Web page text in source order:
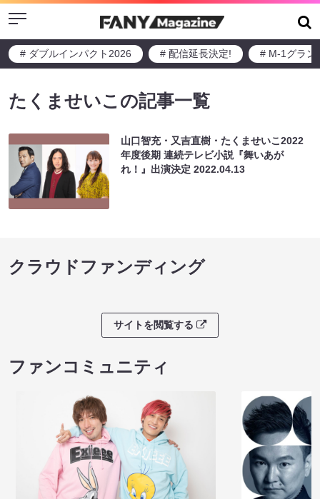
Menu
# ダブルインパクト2026 # 配信延長決定! # M-1グラン
たくませいこの記事一覧
山口智充・又吉直樹・たくませいこ2022
年度後期 連続テレビ小説『舞いあが
れ！』出演決定2022.04.13
クラウドファンディング
サイトを閲覧する
ファンコミュニティ